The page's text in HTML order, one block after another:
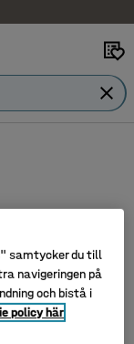
Sortera
samtycker du till
navigeringen på
och bistå i
policy här